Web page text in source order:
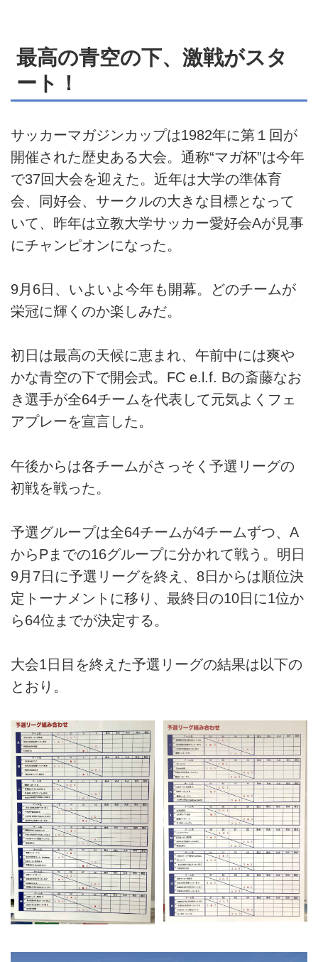
最高の青空の下、激戦がスタ
ート！
サッカーマガジンカップは1982年に第１回が
開催された歴史ある大会。通称“マガ杯”は今年
で37回大会を迎えた。近年は大学の準体育
会、同好会、サークルの大きな目標となって
いて、昨年は立教大学サッカー愛好会Aが見事
にチャンピオンになった。
9月6日、いよいよ今年も開幕。どのチームが
栄冠に輝くのか楽しみだ。
初日は最高の天候に恵まれ、午前中には爽や
かな青空の下で開会式。FC e.l.f. Bの斎藤なお
き選手が全64チームを代表して元気よくフェ
アプレーを宣言した。
午後からは各チームがさっそく予選リーグの
初戦を戦った。
予選グループは全64チームが4チームずつ、A
からPまでの16グループに分かれて戦う。明日
9月7日に予選リーグを終え、8日からは順位決
定トーナメントに移り、最終日の10日に1位か
ら64位までが決定する。
大会1日目を終えた予選リーグの結果は以下の
とおり。